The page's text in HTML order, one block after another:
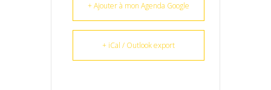
+ Ajouter à mon Agenda Google
+ iCal / Outlook export